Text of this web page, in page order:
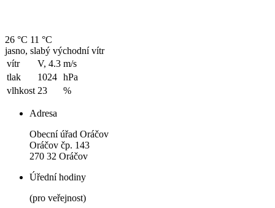
26 °C 11 °C
jasno, slabý východní vítr
vítr
V, 4.3 m/s
tlak
1024 hPa
vlhkost 23 %
Adresa
Obecní úřad Oráčov
Oráčov čp. 143
270 32 Oráčov
Úřední hodiny
(pro veřejnost)